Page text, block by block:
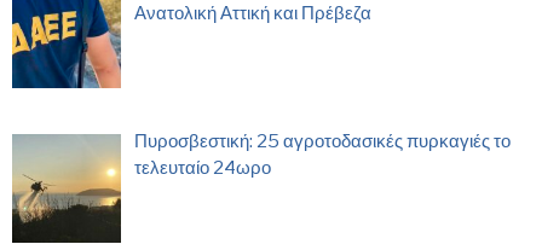
Ανατολική Αττική και Πρέβεζα
Πυροσβεστική: 25 αγροτοδασικές πυρκαγιές το
τελευταίο 24ωρο